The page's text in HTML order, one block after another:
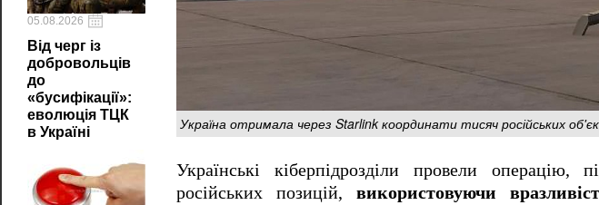
05.08.2026
Від черг із
добровольців
до
«бусифікації»:
еволюція ТЦК
в Україні
Україна отримала через Starlink координати тисяч російських
Українські кіберпідрозділи провели
російських позицій,використовуючи